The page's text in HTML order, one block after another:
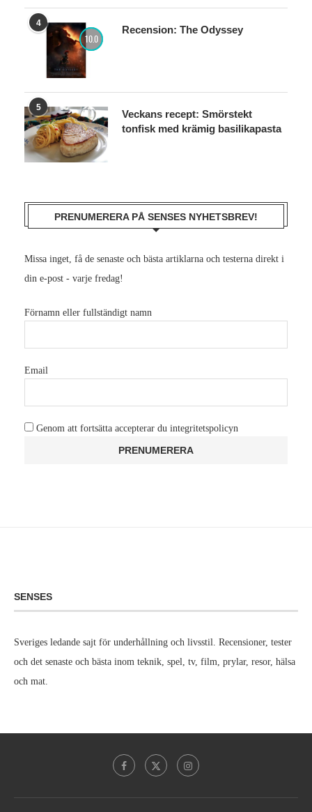
4
10.0
Recension: The Odyssey
5
Veckans recept: Smörstekt
tonfisk med krämig basilikapasta
PRENUMERERA PÅ SENSES NYHETSBREV!
Missa inget, få de senaste och bästa artiklarna och testerna direkt i
din e-post - varje fredag!
Förnamn eller fullständigt namn
Email
Genom att fortsätta accepterar du integritetspolicyn
SENSES
Sveriges ledande sajt för underhållning och livsstil. Recensioner, tester
och det senaste och bästa inom teknik, spel, tv, film, prylar, resor, hälsa
och mat.